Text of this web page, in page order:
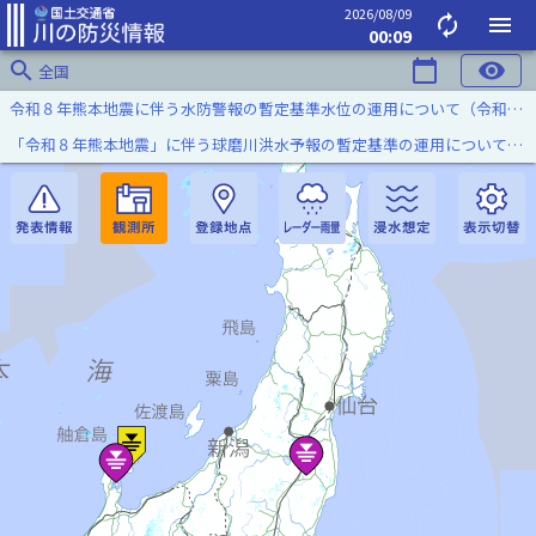
2026/08/09
00:09 autorenew
menu
search 全国 calendar_today visibility
令和８年熊本地震に伴う水防警報の暫定基準水位の運用について（令和８年８月７日）
「令和８年熊本地震」に伴う球磨川洪水予報の暫定基準の運用について（令和８年８月５日）